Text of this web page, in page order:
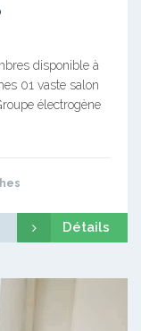
disponible à
01 vaste salon
électrogène
Détails